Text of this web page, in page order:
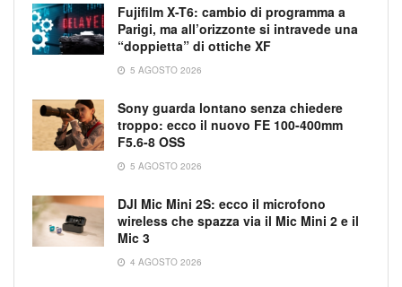
Fujifilm X-T6: cambio di programma a
Parigi, ma all’orizzonte si intravede una
“doppietta” di ottiche XF
5 AGOSTO 2026
Sony guarda lontano senza chiedere
troppo: ecco il nuovo FE 100-400mm
F5.6-8 OSS
5 AGOSTO 2026
DJI Mic Mini 2S: ecco il microfono
wireless che spazza via il Mic Mini 2 e il
Mic 3
4 AGOSTO 2026